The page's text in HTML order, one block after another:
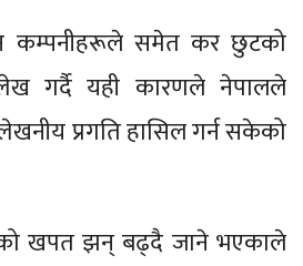
कम्पनीहरूले समेत कर छुटको
गर्दै यही कारणले नेपालले
प्रगति हासिल गर्न सकेको
खपत झन् बढ्दै जाने भएकाले